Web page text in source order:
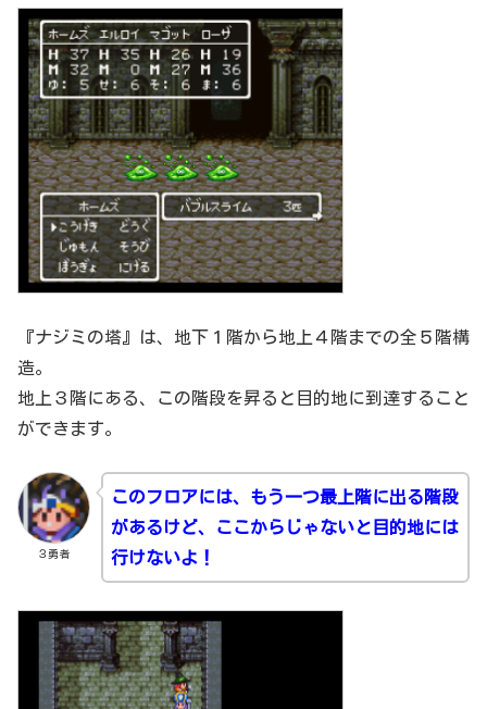
『ナジミの塔』は、地下１階から地上４階までの全５階構
造。
地上３階にある、この階段を昇ると目的地に到達すること
ができます。
３勇者
このフロアには、もう一つ最上階に出る階段
があるけど、ここからじゃないと目的地には
行けないよ！